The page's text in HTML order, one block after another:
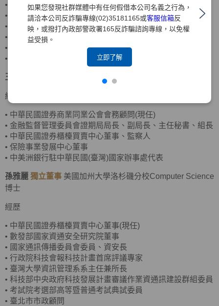
如果您發現社群媒體中有任何假借本公司名義之行為，
請洽本公司反詐騙專線(02)35181165或客服信箱反
映，或撥打內政部警政署165反詐騙諮詢專線，以免權
益受損。
立即了解
•
客思達-KY獨立董事
•
財團法人聖嚴教育基金會監察人
•
財團法人法鼓山佛教基金會監察人
•
資誠聯合會計師事務所合夥會計師
•
普華國際財務顧問(股)公司董事長
•
中華民國北市會計師公會理事
王詠心 政治大學企業管理碩士
經歷
• 中華民國證券商業同業公會會務顧問(現任)
• 金融監督管理委員會證期局局長、副局長、主任秘書、組長
• 中華民國證券櫃檯買賣中心董事、監察人
• 保險事業發展中心董事
• 中美洲銀行駐中華民國(臺灣)國家辦事處代表
孫雅麗 獨立董事 美國加州大學洛杉磯分校Computer Science
博士
經歷
• 中華民國證券櫃檯買賣中心董事(現任)
• 數發部國家資通安全研究院董事
• 國家通訊傳播委員會委員、資安長
• 行政院科技會報科技計畫首席評議專家
• 臺灣大學資訊管理系系主任兼所長
• 科技部中央政府科技發展計畫審議作業資通訊建設群組委員
• 考試院考選部高等暨普通考試典試委員
• 臺北市市政顧問